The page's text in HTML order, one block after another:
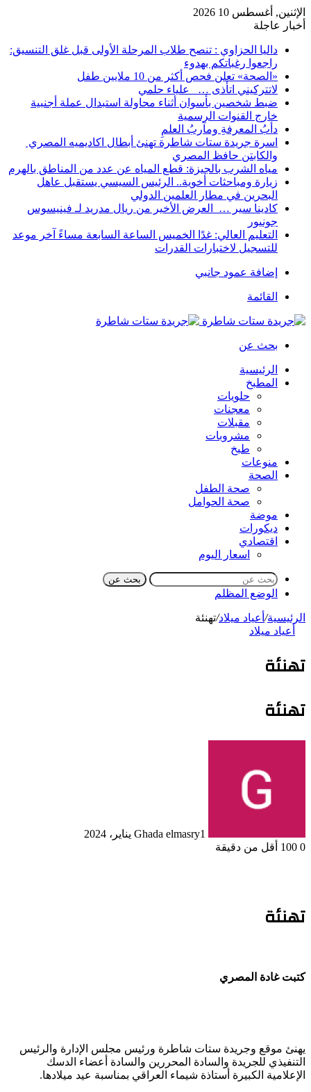
الإثنين, أغسطس 10 2026
أخبار عاجلة
داليا الحزاوي : تنصح طلاب المرحلة الأولى قبل غلق التنسيق:
راجعوا رغباتكم بهدوء
«الصحة» تعلن فحص أكثر من 10 ملايين طفل
لاتتركيني اتأذى … علياء حلمي
ضبط شخصين بأسوان أثناء محاولة استبدال عملة أجنبية
خارج القنوات الرسمية
دأبُ المعرفةِ ومآربُ العلمِ
اسرة جريدة ستات شاطرة تهنئ أبطال اكاديميه المصري
والكابتن حافظ المصري
مياه الشرب بالجيزة: قطع المياه عن عدد من المناطق بالهرم
زيارة ومباحثات أخوية.. الرئيس السيسي يستقبل عاهل
البحرين في مطار العلمين الدولي
كادينا سير … العرض الأخير من ريال مدريد لـ فينيسوس
جونيور
التعليم العالي: غدًا الخميس الساعة السابعة مساءً آخر موعد
للتسجيل لاختبارات القدرات
إضافة عمود جانبي
القائمة
بحث عن
الرئيسية
المطبخ
حلويات
معجنات
مقبلات
مشروبات
طبخ
منوعات
الصحة
صحة الطفل
صحة الحوامل
موضة
ديكورات
اقتصادي
اسعار اليوم
بحث عن
الوضع المظلم
الرئيسية/ أعياد ميلاد/تهنئة
أعياد ميلاد
تهنئة
تهنئة
Ghada elmasry1 يناير، 2024
0
أقل من دقيقة
تهنئة
كتبت غادة المصري
يهنئ موقع وجريدة ستات شاطرة ورئيس مجلس الإدارة والرئيس
التنفيذي للجريدة والسادة المحررين والسادة أعضاء الدسك
الإعلامية الكبيرة أستاذة شيماء العراقي بمناسبة عيد ميلادها.